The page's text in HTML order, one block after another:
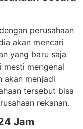
perusahaan
akan mencari
yang baru saja
mesti mengenal
akan menjadi
tersebut bisa
rekanan.
Jam